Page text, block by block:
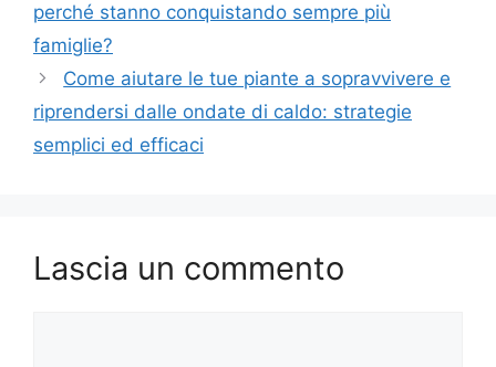
perché stanno conquistando sempre più
famiglie?
Come aiutare le tue piante a sopravvivere e
riprendersi dalle ondate di caldo: strategie
semplici ed efficaci
Lascia un commento